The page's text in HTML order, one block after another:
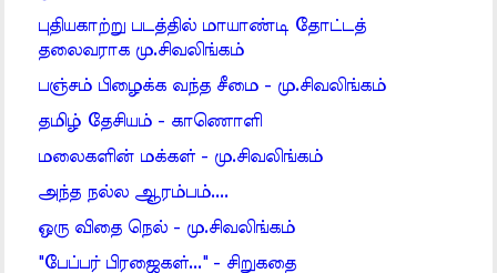
புதியகாற்று படத்தில் மாயாண்டி தோட்டத்
தலைவராக மு.சிவலிங்கம்
பஞ்சம் பிழைக்க வந்த சீமை - மு.சிவலிங்கம்
தமிழ் தேசியம் - காணொளி
மலைகளின் மக்கள் - மு.சிவலிங்கம்
அந்த நல்ல ஆரம்பம்....
ஒரு விதை நெல் - மு.சிவலிங்கம்
"பேப்பர் பிரஜைகள்..." - சிறுகதை